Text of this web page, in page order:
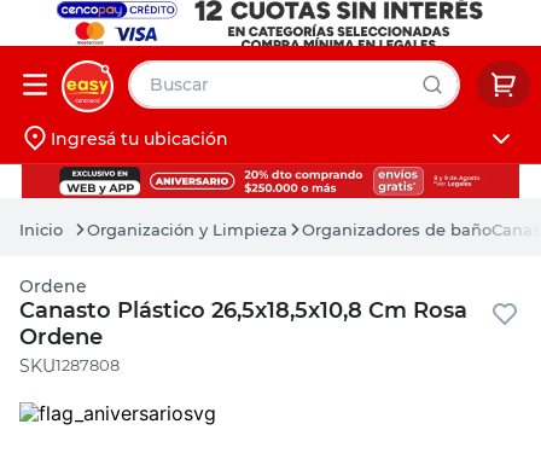
Buscar
Iniciá sesión
Ingresá tu ubicación
Organización y Limpieza Organizadores de baño
Ordene
Canasto Plástico 26,5x18,5x10,8 Cm Rosa
Ordene
:1287808
muebles
pintura
escritorio
puertas
placard